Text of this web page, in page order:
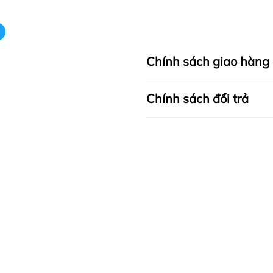
Chính sách giao hàng
Chính sách đổi trả